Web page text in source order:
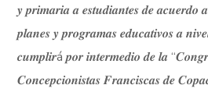
𝒚 𝒑𝒓𝒊𝒎𝒂𝒓𝒊𝒂 𝒂 𝒆𝒔𝒕𝒖𝒅𝒊𝒂𝒏𝒕𝒆𝒔 𝒅𝒆 𝒂𝒄𝒖𝒆𝒓𝒅𝒐
𝒑𝒍𝒂𝒏𝒆𝒔 𝒚 𝒑𝒓𝒐𝒈𝒓𝒂𝒎𝒂𝒔 𝒆𝒅𝒖𝒄𝒂𝒕𝒊𝒗𝒐𝒔 𝒂
𝒄𝒖𝒎𝒑𝒍𝒊𝒓á 𝒑𝒐𝒓 𝒊𝒏𝒕𝒆𝒓𝒎𝒆𝒅𝒊𝒐 𝒅𝒆 𝒍𝒂
𝑪𝒐𝒏𝒄𝒆𝒑𝒄𝒊𝒐𝒏𝒊𝒔𝒕𝒂𝒔 𝑭𝒓𝒂𝒏𝒄𝒊𝒔𝒄𝒂𝒔 𝒅𝒆